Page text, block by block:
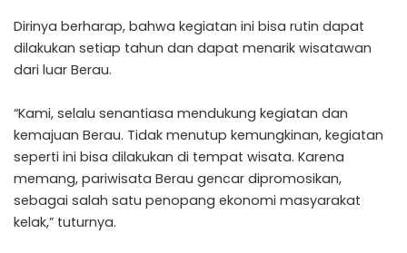
Dirinya berharap, bahwa kegiatan ini bisa rutin dapat
dilakukan setiap tahun dan dapat menarik wisatawan
dari luar Berau.
“Kami, selalu senantiasa mendukung kegiatan dan
kemajuan Berau. Tidak menutup kemungkinan, kegiatan
seperti ini bisa dilakukan di tempat wisata. Karena
memang, pariwisata Berau gencar dipromosikan,
sebagai salah satu penopang ekonomi masyarakat
kelak,” tuturnya.